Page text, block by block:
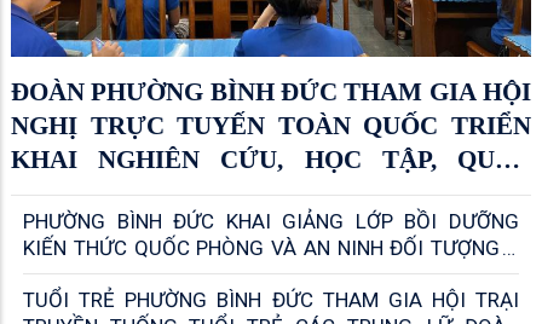
ĐOÀN PHƯỜNG BÌNH ĐỨC THAM GIA HỘI
NGHỊ TRỰC TUYẾN TOÀN QUỐC TRIỂN
KHAI NGHIÊN CỨU, HỌC TẬP, QUÁN
TRIỆT NGHỊ QUYẾT ĐẠI HỘI ĐOÀN TOÀN
QUỐC LẦN THỨ XIII, NHIỆM KỲ 2026 –
2031
PHƯỜNG BÌNH ĐỨC KHAI GIẢNG LỚP BỒI DƯỠNG
KIẾN THỨC QUỐC PHÒNG VÀ AN NINH ĐỐI TƯỢNG 4
NĂM 2026
TUỔI TRẺ PHƯỜNG BÌNH ĐỨC THAM GIA HỘI TRẠI